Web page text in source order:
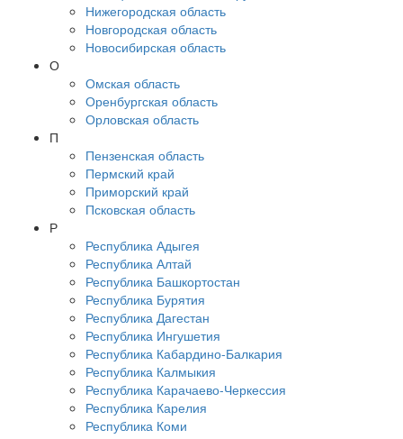
Нижегородская область
Новгородская область
Новосибирская область
О
Омская область
Оренбургская область
Орловская область
П
Пензенская область
Пермский край
Приморский край
Псковская область
Р
Республика Адыгея
Республика Алтай
Республика Башкортостан
Республика Бурятия
Республика Дагестан
Республика Ингушетия
Республика Кабардино-Балкария
Республика Калмыкия
Республика Карачаево-Черкессия
Республика Карелия
Республика Коми